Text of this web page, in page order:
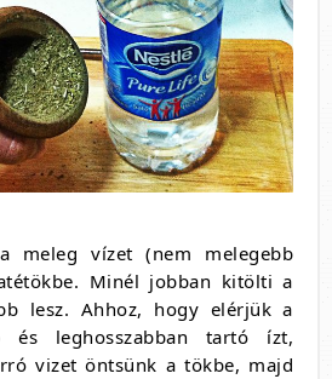
meleg vízet (nem melegebb
Minél jobban kitölti a
lesz. Ahhoz, hogy elérjük a
és leghosszabban tartó ízt,
vizet öntsünk a tökbe, majd